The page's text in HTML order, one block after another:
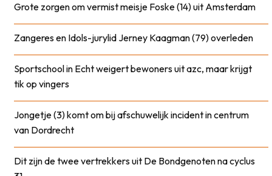
Grote zorgen om vermist meisje Foske (14) uit Amsterdam
Zangeres en Idols-jurylid Jerney Kaagman (79) overleden
Sportschool in Echt weigert bewoners uit azc, maar krijgt
tik op vingers
Jongetje (3) komt om bij afschuwelijk incident in centrum
van Dordrecht
Dit zijn de twee vertrekkers uit De Bondgenoten na cyclus